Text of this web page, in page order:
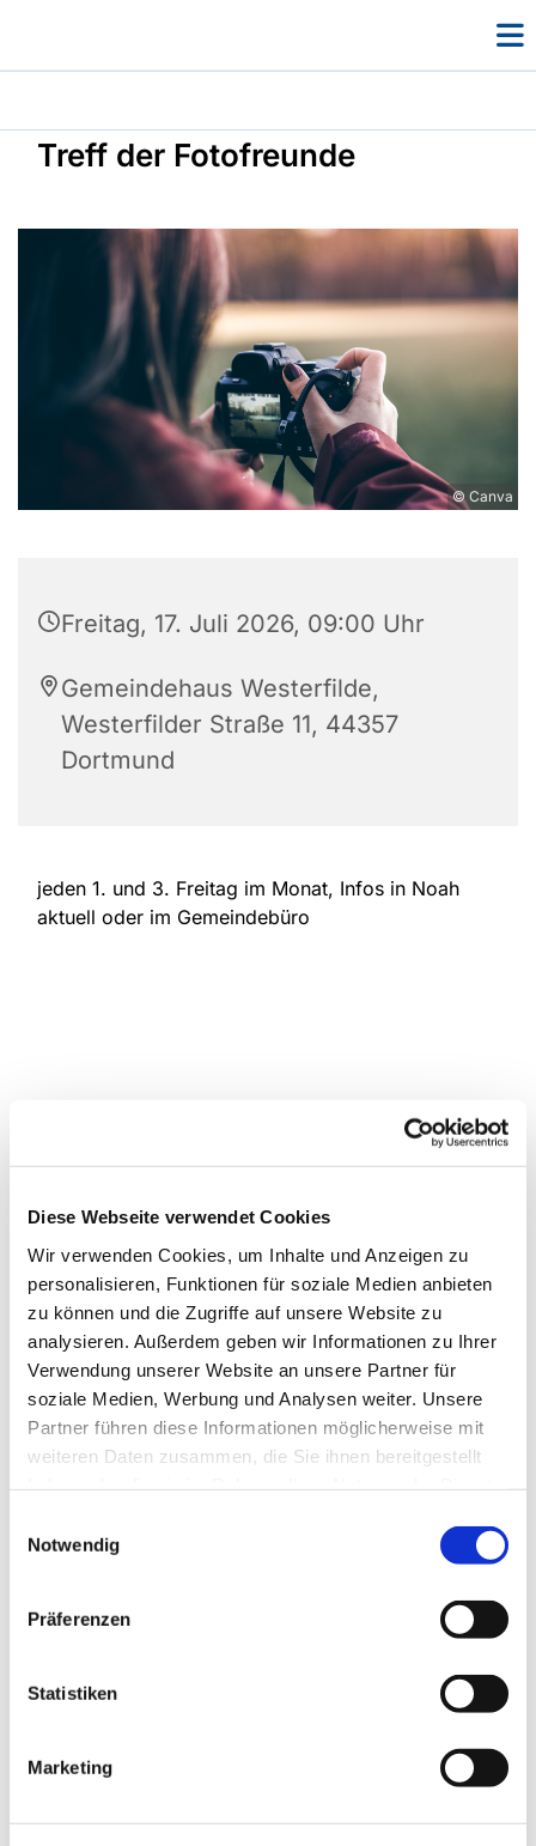
Diese Webseite verwendet Cookies
Wir verwenden Cookies, um Inhalte und Anzeigen zu
personalisieren, Funktionen für soziale Medien anbieten
zu können und die Zugriffe auf unsere Website zu
analysieren. Außerdem geben wir Informationen zu Ihrer
Verwendung unserer Website an unsere Partner für
soziale Medien, Werbung und Analysen weiter. Unsere
Partner führen diese Informationen möglicherweise mit
weiteren Daten zusammen, die Sie ihnen bereitgestellt
Notwendig
Präferenzen
Statistiken
Marketing
Treff der Fotofreunde
© Canva
Freitag, 17. Juli 2026, 09:00 Uhr
Gemeindehaus Westerfilde,
Westerfilder Straße 11, 44357
Dortmund
jeden 1. und 3. Freitag im Monat, Infos in Noah
aktuell oder im Gemeindebüro
Dies könnte Sie auch